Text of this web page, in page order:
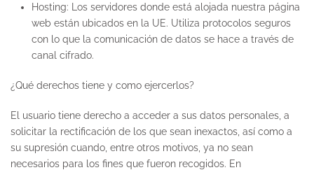
Hosting: Los servidores donde está alojada nuestra página
web están ubicados en la UE. Utiliza protocolos seguros
con lo que la comunicación de datos se hace a través de
canal cifrado.
¿Qué derechos tiene y como ejercerlos?
El usuario tiene derecho a acceder a sus datos personales, a
solicitar la rectificación de los que sean inexactos, así como a
su supresión cuando, entre otros motivos, ya no sean
necesarios para los fines que fueron recogidos. En